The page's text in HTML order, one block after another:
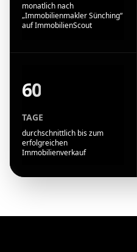
monatlich nach
„Immobilienmakler Sünching“
auf ImmobilienScout
60
TAGE
durchschnittlich bis zum
erfolgreichen
Immobilienverkauf